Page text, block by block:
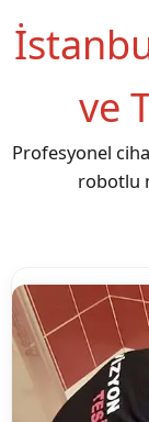
ve
Profesyonel
robotlu